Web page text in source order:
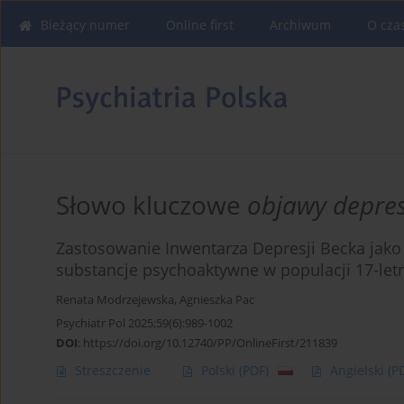
Bieżący numer Online first Archiwum O
Słowo kluczowe objawy
Zastosowanie Inwentarza Depresji Becka
substancje psychoaktywne w populacji 17-
Renata Modrzejewska, Agnieszka Pac
Psychiatr Pol 2025;59(6):989-1002
DOI: https://doi.org/10.12740/PP/OnlineFirst/211839
Streszczenie Polski (PDF) Angielski